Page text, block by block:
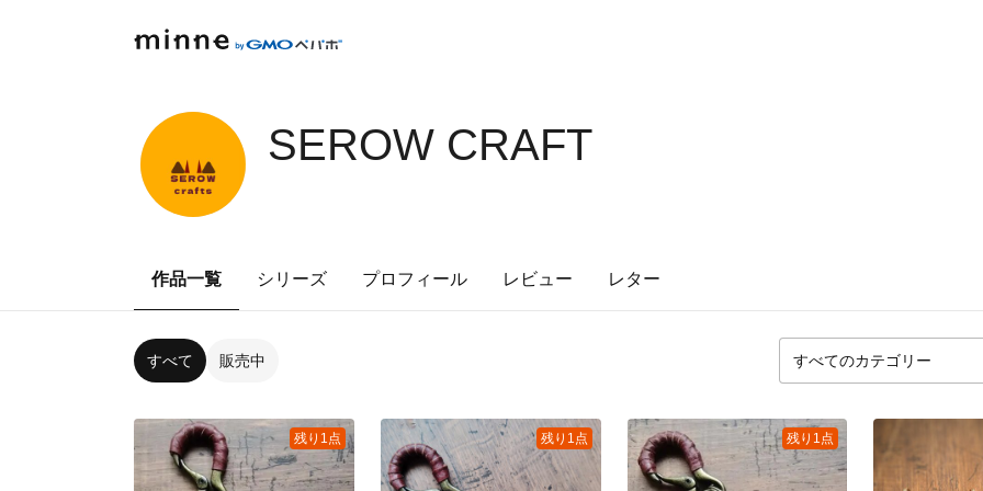
SEROW CRAFT
作品一覧 シリーズ プロフィール レビュー レター
すべて 販売中
残り1点 残り1点 残り1点